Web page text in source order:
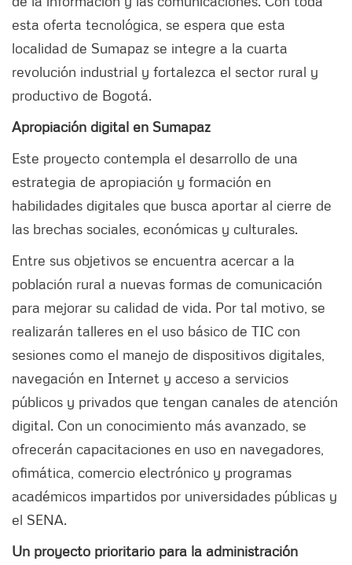
esta oferta tecnológica, se espera que esta
localidad de Sumapaz se integre a la cuarta
revolución industrial y fortalezca el sector rural y
productivo de Bogotá.
Apropiación digital en Sumapaz
Este proyecto contempla el desarrollo de una
estrategia de apropiación y formación en
habilidades digitales que busca aportar al cierre de
las brechas sociales, económicas y culturales.
Entre sus objetivos se encuentra acercar a la
población rural a nuevas formas de comunicación
para mejorar su calidad de vida. Por tal motivo, se
realizarán talleres en el uso básico de TIC con
sesiones como el manejo de dispositivos digitales,
navegación en Internet y acceso a servicios
públicos y privados que tengan canales de atención
digital. Con un conocimiento más avanzado, se
ofrecerán capacitaciones en uso en navegadores,
ofimática, comercio electrónico y programas
académicos impartidos por universidades públicas y
el SENA.
Un proyecto prioritario para la administración